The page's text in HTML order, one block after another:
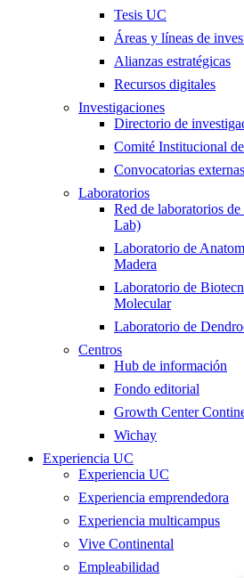
Tesis UC
Áreas y líneas de
Alianzas estratégicas
Recursos digitales
Investigaciones
Directorio de
Comité Institucional
Convocatorias externas
Laboratorios
Red de laboratorios
Lab)
Laboratorio de
Madera
Laboratorio de
Molecular
Laboratorio de
Centros
Hub de información
Fondo editorial
Growth Center
Wichay
Experiencia UC
Experiencia UC
Experiencia emprendedora
Experiencia multicampus
Vive Continental
Empleabilidad